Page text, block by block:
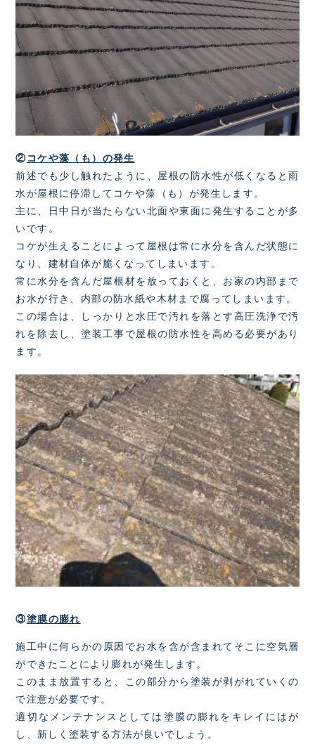
②コケや藻（も）の発生
前述でも少し触れたように、屋根の防水性が低くなると雨
水が屋根に停滞してコケや藻（も）が発生します。
主に、日中日が当たらない北面や東面に発生することが多
いです。
コケが生えることによって屋根は常に水分を含んだ状態に
なり、建材自体が脆くなってしまいます。
常に水分を含んだ屋根材を放っておくと、お家の内部まで
お水が行き、内部の防水紙や木材まで腐ってしまいます。
この場合は、しっかりと水圧で汚れを落とす高圧洗浄で汚
れを除去し、塗装工事で屋根の防水性を高める必要があり
ます。
③塗膜の膨れ
施工中に何らかの原因でお水を含が含まれてそこに空気層
ができたことにより膨れが発生します。
このまま放置すると、この部分から塗装が剥がれていくの
で注意が必要です。
適切なメンテナンスとしては塗膜の膨れをキレイにはが
し、新しく塗装する方法が良いでしょう。